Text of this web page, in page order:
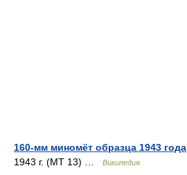
160-мм миномёт образца 1943 года
1943 г. (МТ 13) …
Википедия